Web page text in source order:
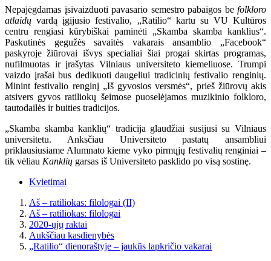
Nepajėgdamas įsivaizduoti pavasario semestro pabaigos be folkloro
atlaidų vardą įgijusio festivalio, „Ratilio“ kartu su VU Kultūros
centru rengiasi kūrybiškai paminėti „Skamba skamba kanklius“.
Paskutinės gegužės savaitės vakarais ansamblio „Facebook“
paskyroje žiūrovai išvys specialiai šiai progai skirtas programas,
nufilmuotas ir įrašytas Vilniaus universiteto kiemeliuose. Trumpi
vaizdo įrašai bus dedikuoti daugeliui tradicinių festivalio renginių.
Minint festivalio renginį „Iš gyvosios versmės“, prieš žiūrovų akis
atsivers gyvos ratiliokų šeimose puoselėjamos muzikinio folkloro,
tautodailės ir buities tradicijos.
„Skamba skamba kanklių“ tradicija glaudžiai susijusi su Vilniaus
universitetu. Anksčiau Universiteto pastatų ansambliui
priklausiusiame Alumnato kieme vyko pirmųjų festivalių renginiai –
tik vėliau Kanklių garsas iš Universiteto pasklido po visą sostinę.
Kvietimai
Aš – ratiliokas: filologai (II)
Aš – ratiliokas: filologai
2020-ųjų raktai
Aukščiau kasdienybės
„Ratilio“ dienoraštyje – jaukūs lapkričio vakarai